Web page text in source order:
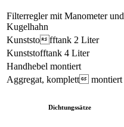
Filterregler mit Manometer und
Kugelhahn
Kunststofftank 2 Liter
Kunststofftank 4 Liter
Handhebel montiert
Aggregat, komplett montiert
Dichtungssätze